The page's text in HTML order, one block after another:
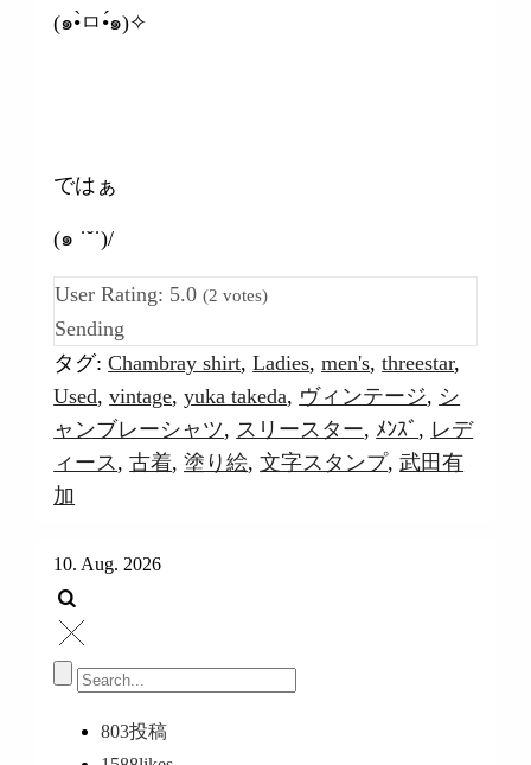
(๑•̀ㅁ•́๑)✧
ではぁ
(๑ ˙˘˙)/
User Rating: 5.0 (2 votes)
Sending
タグ:Chambray shirt,Ladies,men's,threestar,
Used,vintage,yuka takeda, ヴィンテージ, シ
ャンブレーシャツ, スリースター, ﾒﾝｽﾞ , レデ
ィース ,古着,塗り絵,文字スタンプ,武田有
加
10. Aug. 2026
803投稿